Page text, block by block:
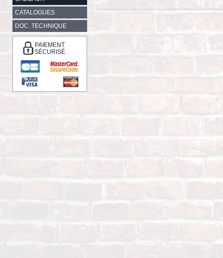
CATALOGUES
DOC. TECHNIQUE
PAIEMENT
SÉCURISÉ